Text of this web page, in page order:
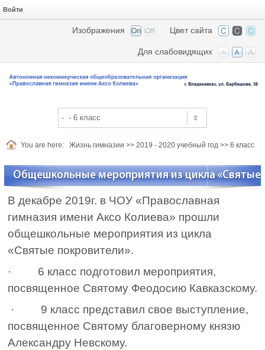
Войти
Цвет сайта
Изображения
Для слабовидящих
You are here: Жизнь гимназии >> 2019 - 2020 учебный год >> 6 класс
Общешкольные мероприятия из цикла «Святые
В декабре 2019г. в ЧОУ «Православная
гимназия имени Аксо Колиева» прошли
общешкольные мероприятия из цикла
«Святые покровители».
· 6 класс подготовил мероприятия,
посвященное Святому Феодосию Кавказскому.
· 9 класс представил свое выступление,
посвященное Святому благоверному князю
Александру Невскому.